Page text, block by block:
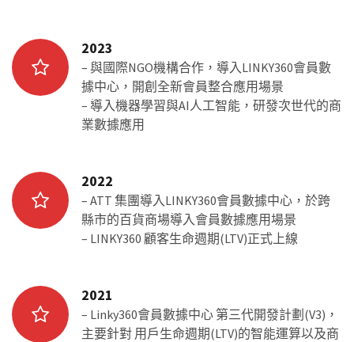
2023
– 與國際NGO機構合作，導入LINKY360會員數
據中心，開創全新會員整合應用場景
– 導入機器學習與AI人工智能，研發次世代的商
業數據應用
2022
– ATT 集團導入LINKY360會員數據中心，於跨
縣市的百貨商場導入會員數據應用場景
– LINKY360 顧客生命週期(LTV)正式上線
2021
– Linky360會員數據中心 第三代開發計劃(V3)，
主要針對 用戶生命週期(LTV)的智能運算以及商